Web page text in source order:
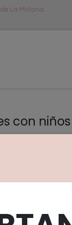
La Molona
con
un evento en el